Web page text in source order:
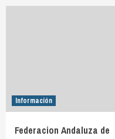
Información
Federacion Andaluza de